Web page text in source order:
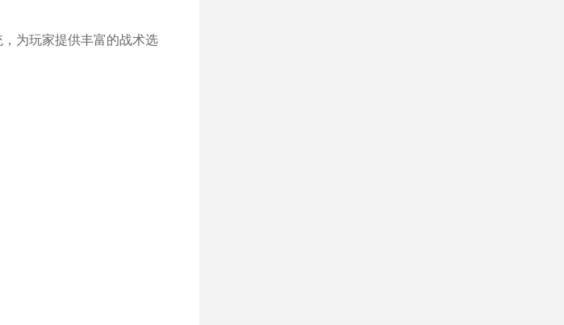
为玩家提供丰富的战术选